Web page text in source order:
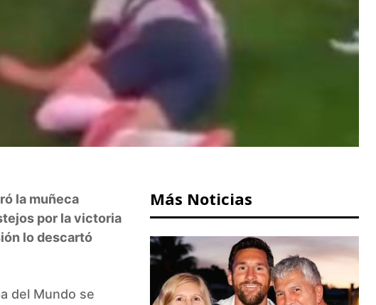
la muñeca
por la victoria
lo descartó
del Mundo se
Más Noticias